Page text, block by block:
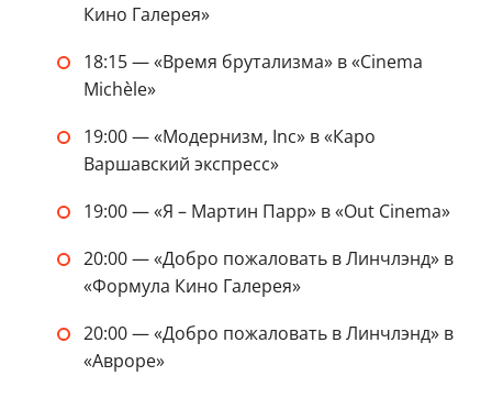
Кино Галерея»
18:15 — «‎Время брутализма» в «Cinema
Michèle»
19:00 — «‎Модернизм, Inc» в «Каро
Варшавский экспресс»
19:00 — «Я – Мартин Парр» в «Out Cinema»
20:00 — «‎Добро пожаловать в Линчлэнд» в
«Формула Кино Галерея»
20:00 — «Добро пожаловать в Линчлэнд» в
«Авроре»